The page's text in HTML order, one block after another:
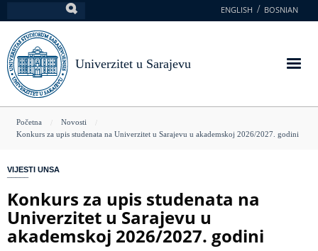
na
glavni
sadržaj
ENGLISH BOSNIAN
Univerzitet u Sarajevu
You
here
Početna
Novosti
Konkurs za upis studenata na Univerzitet u Sarajevu u akademskoj 2026/2027. godini
VIJESTI UNSA
Konkurs za upis studenata na
Univerzitet u Sarajevu u
akademskoj 2026/2027. godini